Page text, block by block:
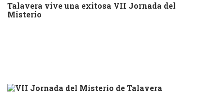
Talavera vive una exitosa VII Jornada del
Misterio